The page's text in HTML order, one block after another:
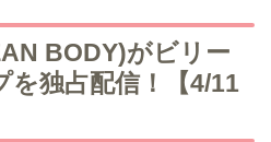
BODY)がビリー
を独占配信！【4/11